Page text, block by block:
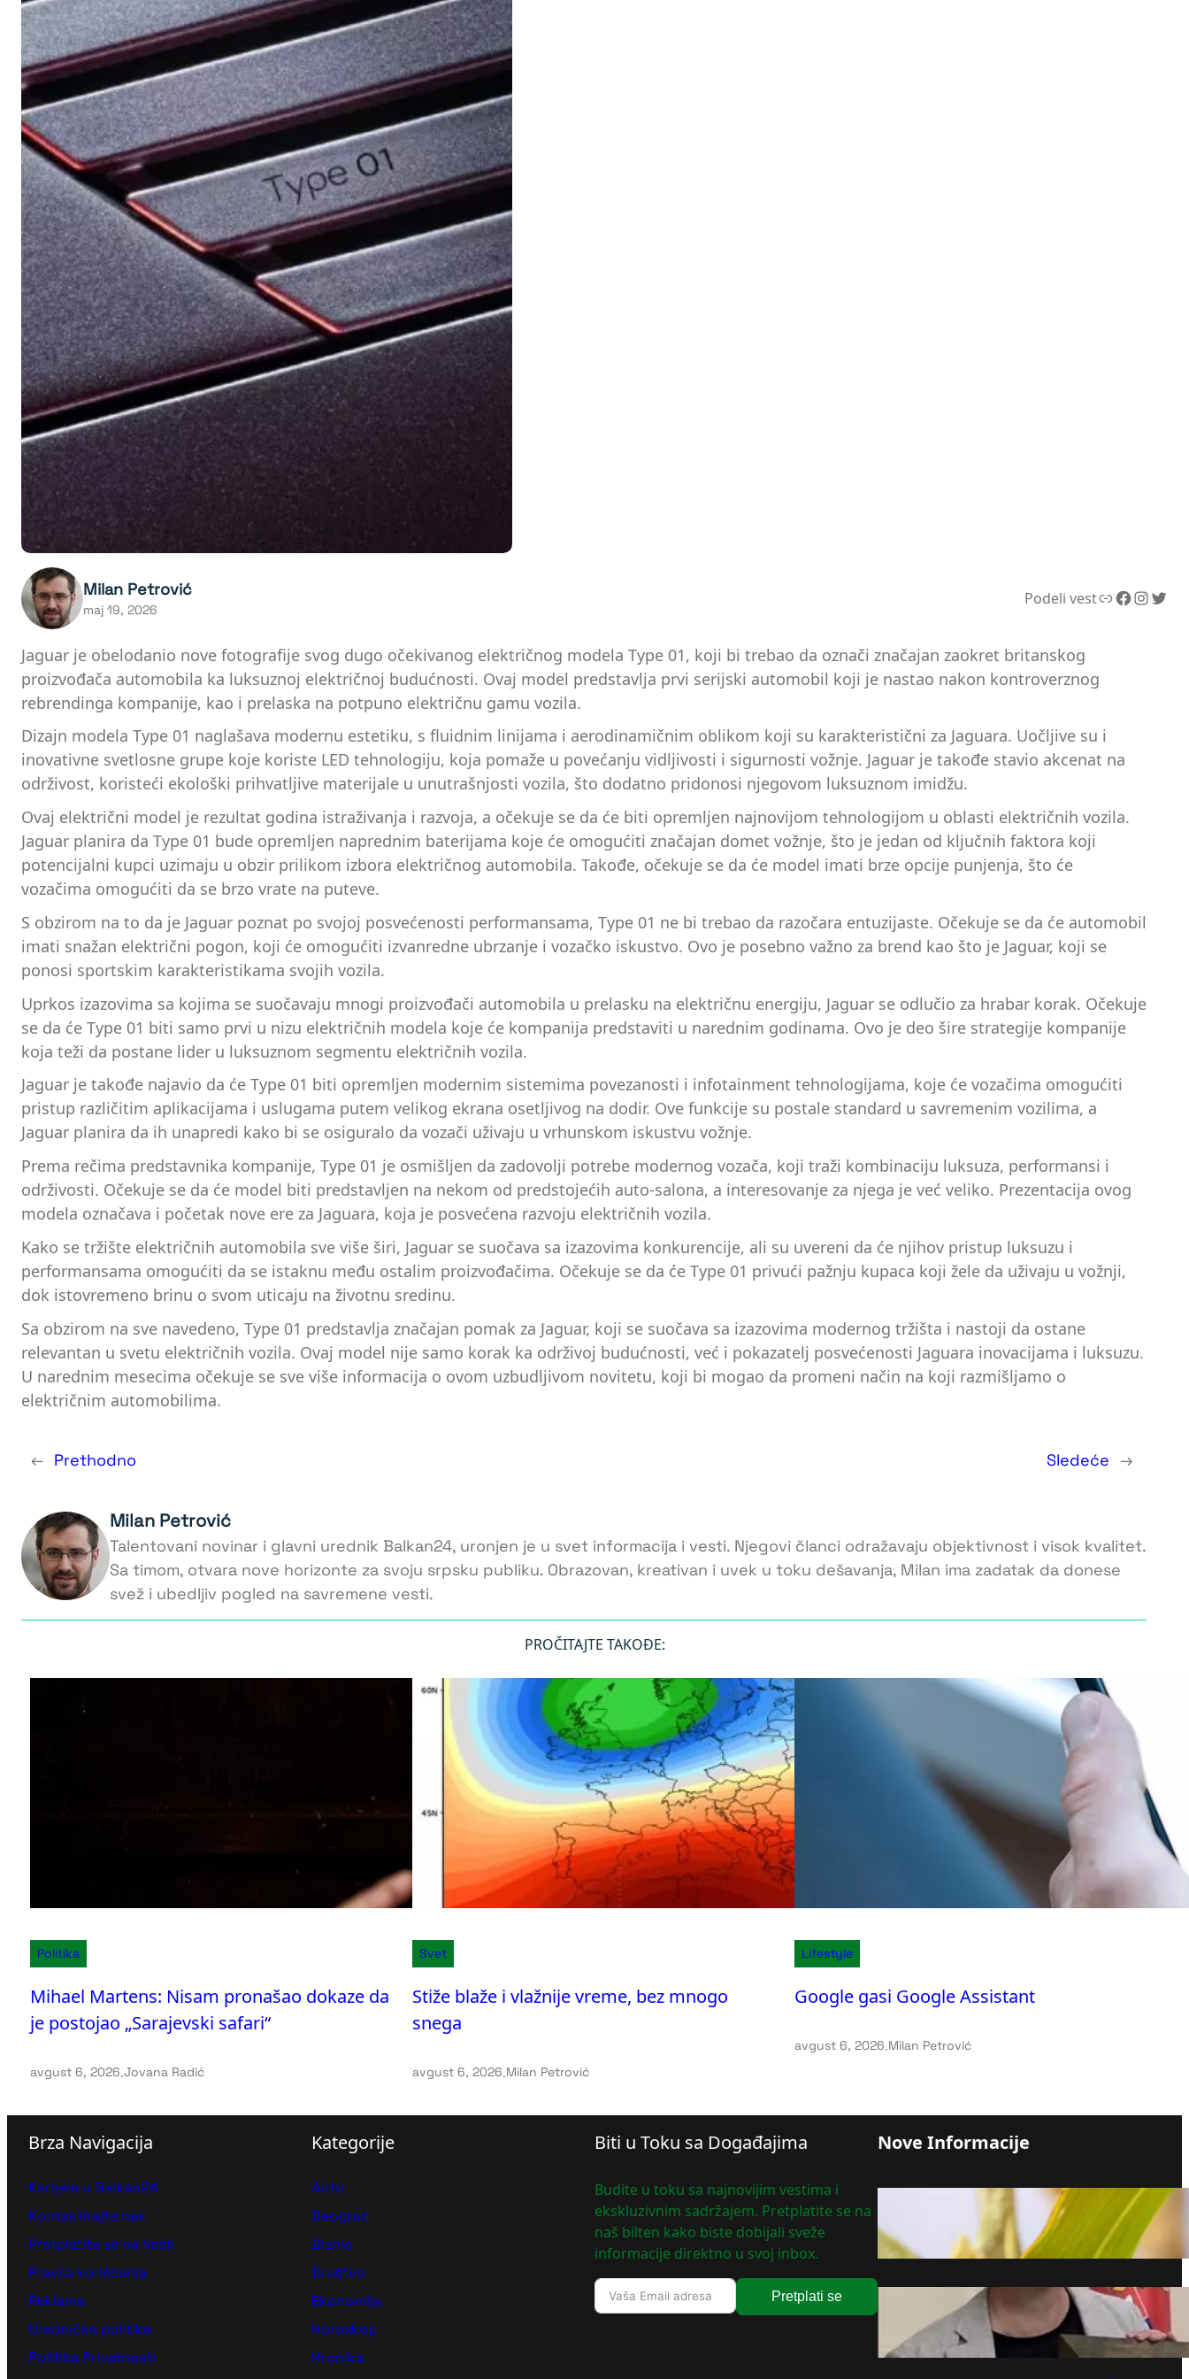
Milan Petrović
maj 19, 2026
Podeli vestLink Facebook InstagramTwitter
Jaguar je obelodanio nove fotografije svog dugo očekivanog električnog modela Type 01, koji bi trebao da označi značajan zaokret britanskog
proizvođača automobila ka luksuznoj električnoj budućnosti. Ovaj model predstavlja prvi serijski automobil koji je nastao nakon kontroverznog
rebrendinga kompanije, kao i prelaska na potpuno električnu gamu vozila.
Dizajn modela Type 01 naglašava modernu estetiku, s fluidnim linijama i aerodinamičnim oblikom koji su karakteristični za Jaguara. Uočljive su i
inovativne svetlosne grupe koje koriste LED tehnologiju, koja pomaže u povećanju vidljivosti i sigurnosti vožnje. Jaguar je takođe stavio akcenat na
održivost, koristeći ekološki prihvatljive materijale u unutrašnjosti vozila, što dodatno pridonosi njegovom luksuznom imidžu.
Ovaj električni model je rezultat godina istraživanja i razvoja, a očekuje se da će biti opremljen najnovijom tehnologijom u oblasti električnih vozila.
Jaguar planira da Type 01 bude opremljen naprednim baterijama koje će omogućiti značajan domet vožnje, što je jedan od ključnih faktora koji
potencijalni kupci uzimaju u obzir prilikom izbora električnog automobila. Takođe, očekuje se da će model imati brze opcije punjenja, što će
vozačima omogućiti da se brzo vrate na puteve.
S obzirom na to da je Jaguar poznat po svojoj posvećenosti performansama, Type 01 ne bi trebao da razočara entuzijaste. Očekuje se da će automobil
imati snažan električni pogon, koji će omogućiti izvanredne ubrzanje i vozačko iskustvo. Ovo je posebno važno za brend kao što je Jaguar, koji se
ponosi sportskim karakteristikama svojih vozila.
Uprkos izazovima sa kojima se suočavaju mnogi proizvođači automobila u prelasku na električnu energiju, Jaguar se odlučio za hrabar korak. Očekuje
se da će Type 01 biti samo prvi u nizu električnih modela koje će kompanija predstaviti u narednim godinama. Ovo je deo šire strategije kompanije
koja teži da postane lider u luksuznom segmentu električnih vozila.
Jaguar je takođe najavio da će Type 01 biti opremljen modernim sistemima povezanosti i infotainment tehnologijama, koje će vozačima omogućiti
pristup različitim aplikacijama i uslugama putem velikog ekrana osetljivog na dodir. Ove funkcije su postale standard u savremenim vozilima, a
Jaguar planira da ih unapredi kako bi se osiguralo da vozači uživaju u vrhunskom iskustvu vožnje.
Prema rečima predstavnika kompanije, Type 01 je osmišljen da zadovolji potrebe modernog vozača, koji traži kombinaciju luksuza, performansi i
održivosti. Očekuje se da će model biti predstavljen na nekom od predstojećih auto-salona, a interesovanje za njega je već veliko. Prezentacija ovog
modela označava i početak nove ere za Jaguara, koja je posvećena razvoju električnih vozila.
Kako se tržište električnih automobila sve više širi, Jaguar se suočava sa izazovima konkurencije, ali su uvereni da će njihov pristup luksuzu i
performansama omogućiti da se istaknu među ostalim proizvođačima. Očekuje se da će Type 01 privući pažnju kupaca koji žele da uživaju u vožnji,
dok istovremeno brinu o svom uticaju na životnu sredinu.
Sa obzirom na sve navedeno, Type 01 predstavlja značajan pomak za Jaguar, koji se suočava sa izazovima modernog tržišta i nastoji da ostane
relevantan u svetu električnih vozila. Ovaj model nije samo korak ka održivoj budućnosti, već i pokazatelj posvećenosti Jaguara inovacijama i luksuzu.
U narednim mesecima očekuje se sve više informacija o ovom uzbudljivom novitetu, koji bi mogao da promeni način na koji razmišljamo o
električnim automobilima.
← Prethodno Sledeće →
Milan Petrović
Talentovani novinar i glavni urednik Balkan24, uronjen je u svet informacija i vesti. Njegovi članci odražavaju objektivnost i visok kvalitet.
Sa timom, otvara nove horizonte za svoju srpsku publiku. Obrazovan, kreativan i uvek u toku dešavanja, Milan ima zadatak da donese
svež i ubedljiv pogled na savremene vesti.
PROČITAJTE TAKOĐE:
Politika
Mihael Martens: Nisam pronašao dokaze da
je postojao „Sarajevski safari“
avgust 6, 2026.Jovana Radić
Svet
Stiže blaže i vlažnije vreme, bez mnogo
snega
avgust 6, 2026.Milan Petrović
Lifestyle
Google gasi Google Assistant
avgust 6, 2026.Milan Petrović
Brza Navigacija
Karijera u Balkan24
Kontaktirajte nas
Pretplatite se na Vesti
Pravila korišćenja
Reklama
Urednička politika
Politika Privatnosti
Kategorije
Auto
Beograd
Biznis
Društvo
Ekonomija
Horoskop
Hronika
Biti u Toku sa Događajima
Budite u toku sa najnovijim vestima i
ekskluzivnim sadržajem. Pretplatite se na
naš bilten kako biste dobijali sveže
informacije direktno u svoj inbox.
Pretplati se
Nove Informacije
Konkurs za raspodelu 40
miliona dinara
avgust 6, 2026
Da nije bilo Srbije i Vučića
nikada ne bi pobijedili 2020.
avgust 6, 2026